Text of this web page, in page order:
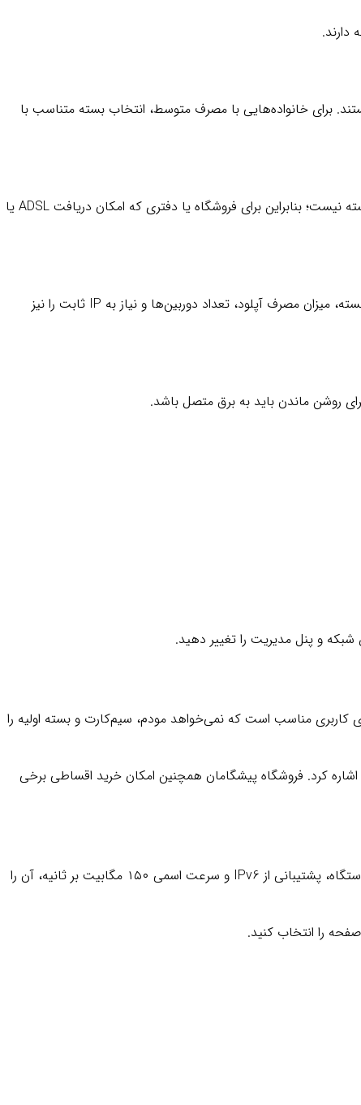
برای خانواده‌هایی با مصرف متوسط، انتخاب بسته متناسب با
چهار پورت LAN امکان اتصال مستقیم کامپیوتر، صندوق فروشگاهی، پرینتر شبکه و برخی تجهیزات اداری را فراهم می‌کند. مودم به خط تلفن وابسته نیست؛ بنابراین برای فروشگاه یا دفتری که امکان دریافت ADSL یا
مودم سیم‌کارتی L1 را می‌توان برای اتصال دستگاه POS، دستگاه ضبط دوربین یا تجهیزات هوشمند استفاده کرد. پیش از خرید برای دوربین مداربسته، میزان مصرف آپلود، تعداد دوربین‌ها و نیاز به IP ثابت را نیز
روشن ماندن باید به برق متصل باشد.
و پنل مدیریت را تغییر دهید.
کاربری مناسب است که نمی‌خواهد مودم، سیم‌کارت و بسته اولیه را
کرد. فروشگاه پیشگامان همچنین امکان خرید اقساطی برخی
مودم FD-i40 L1 برای کاربری طراحی شده که یک اتصال 4G رومیزی، ساده و مقرون‌به‌صرفه می‌خواهد. چهار پورت شبکه، اتصال هم‌زمان تا ۱۶ دستگاه، پشتیبانی از IPv6 و سرعت اسمی ۱۵۰ مگابیت بر ثانیه، آن را